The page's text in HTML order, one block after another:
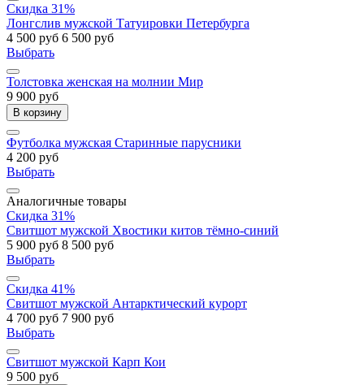
Скидка 31%
Лонгслив мужской Татуировки Петербурга
4 500 руб 6 500 руб
Выбрать
Толстовка женская на молнии Мир
9 900 руб
В корзину
Футболка мужская Старинные парусники
4 200 руб
Выбрать
Аналогичные товары
Скидка 31%
Свитшот мужской Хвостики китов тёмно-синий
5 900 руб 8 500 руб
Выбрать
Скидка 41%
Свитшот мужской Антарктический курорт
4 700 руб 7 900 руб
Выбрать
Свитшот мужской Карп Кои
9 500 руб